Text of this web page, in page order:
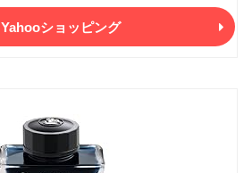
Yahooショッピング